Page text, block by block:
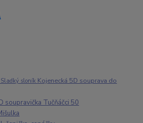
sloník Kojenecká 5D souprava do
soupravička Tučňáčci 50